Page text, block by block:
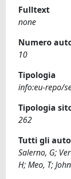
Fulltext
none
Numero
10
Tipologia
info:eu-repo/
Tipologia
262
Tutti gli
Salerno, G;
H; Meo, T;